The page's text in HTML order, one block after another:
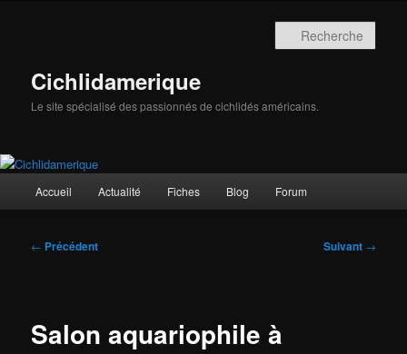
Cichlidamerique
Le site spécialisé des passionnés de cichlidés américains.
principal
Accueil Actualité Fiches Blog Forum
Navigation
← Précédent Suivant →
Salon aquariophile à